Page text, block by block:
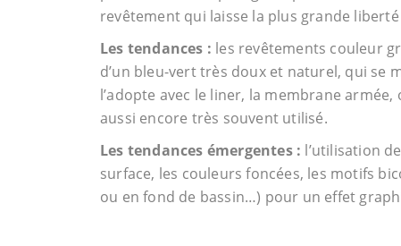
revêtement qui laisse la plus grande
Les tendances : les revêtements couleur
d’un bleu-vert très doux et naturel, qui se
l’adopte avec le liner, la membrane
aussi encore très souvent utilisé.
Les tendances émergentes : l’utilisation
surface, les couleurs foncées, les motifs
ou en fond de bassin…) pour un effet